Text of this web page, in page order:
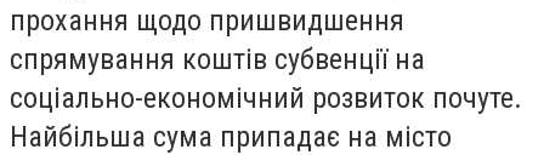
прохання щодо пришвидшення
спрямування коштів субвенції на
соціально-економічний розвиток почуте.
Найбільша сума припадає на місто